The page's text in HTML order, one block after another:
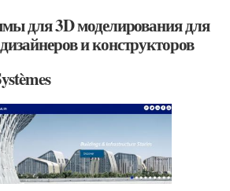
для 3D моделирования для
и конструкторов